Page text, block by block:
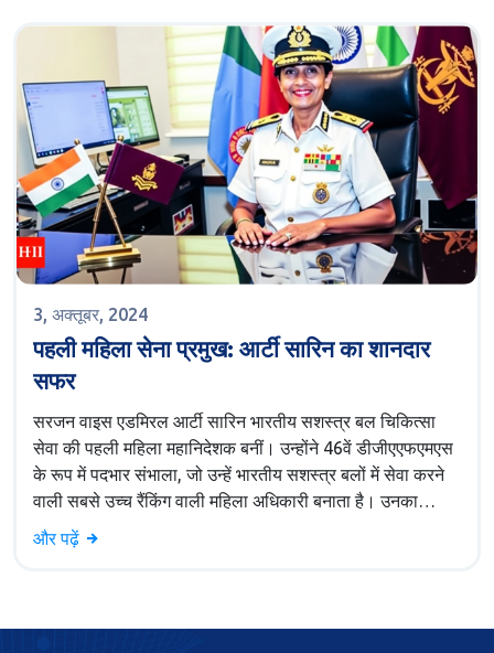
3, अक्तूबर, 2024
पहली महिला सेना प्रमुख: आर्टी सारिन का शानदार
सफर
सरजन वाइस एडमिरल आर्टी सारिन भारतीय सशस्त्र बल चिकित्सा
सेवा की पहली महिला महानिदेशक बनीं। उन्होंने 46वें डीजीएएफएमएस
के रूप में पदभार संभाला, जो उन्हें भारतीय सशस्त्र बलों में सेवा करने
वाली सबसे उच्च रैंकिंग वाली महिला अधिकारी बनाता है। उनका
शानदार करियर 38 वर्षों का है जिसमें उन्होंने कई प्रतिष्ठित पदों को
संभाला है।
और पढ़ें